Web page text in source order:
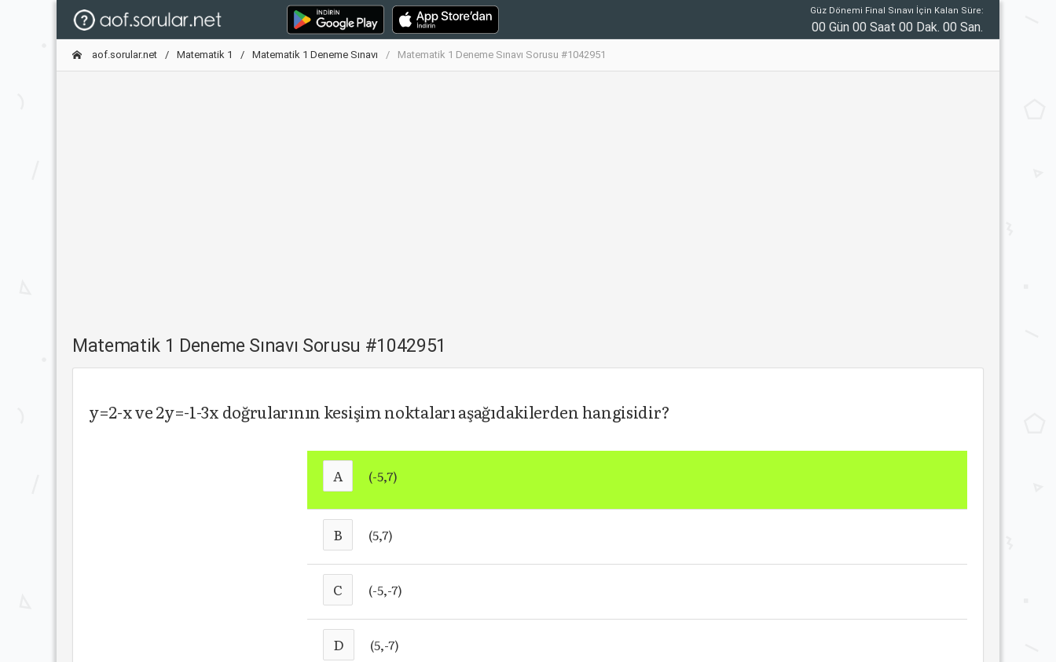
Güz Dönemi Final Sınavı İçin Kalan Süre:
00 Gün 00 Saat 00 Dak. 00 San.
aof.sorular.net Matematik 1 Matematik 1 Deneme Sınavı Matematik 1 Deneme Sınavı Sorusu #1042951
Matematik 1 Deneme Sınavı Sorusu #1042951
y=2-x ve 2y=-1-3x doğrularının kesişim noktaları aşağıdakilerden hangisidir?
A (-5,7)
B (5,7)
C (-5,-7)
D (5,-7)